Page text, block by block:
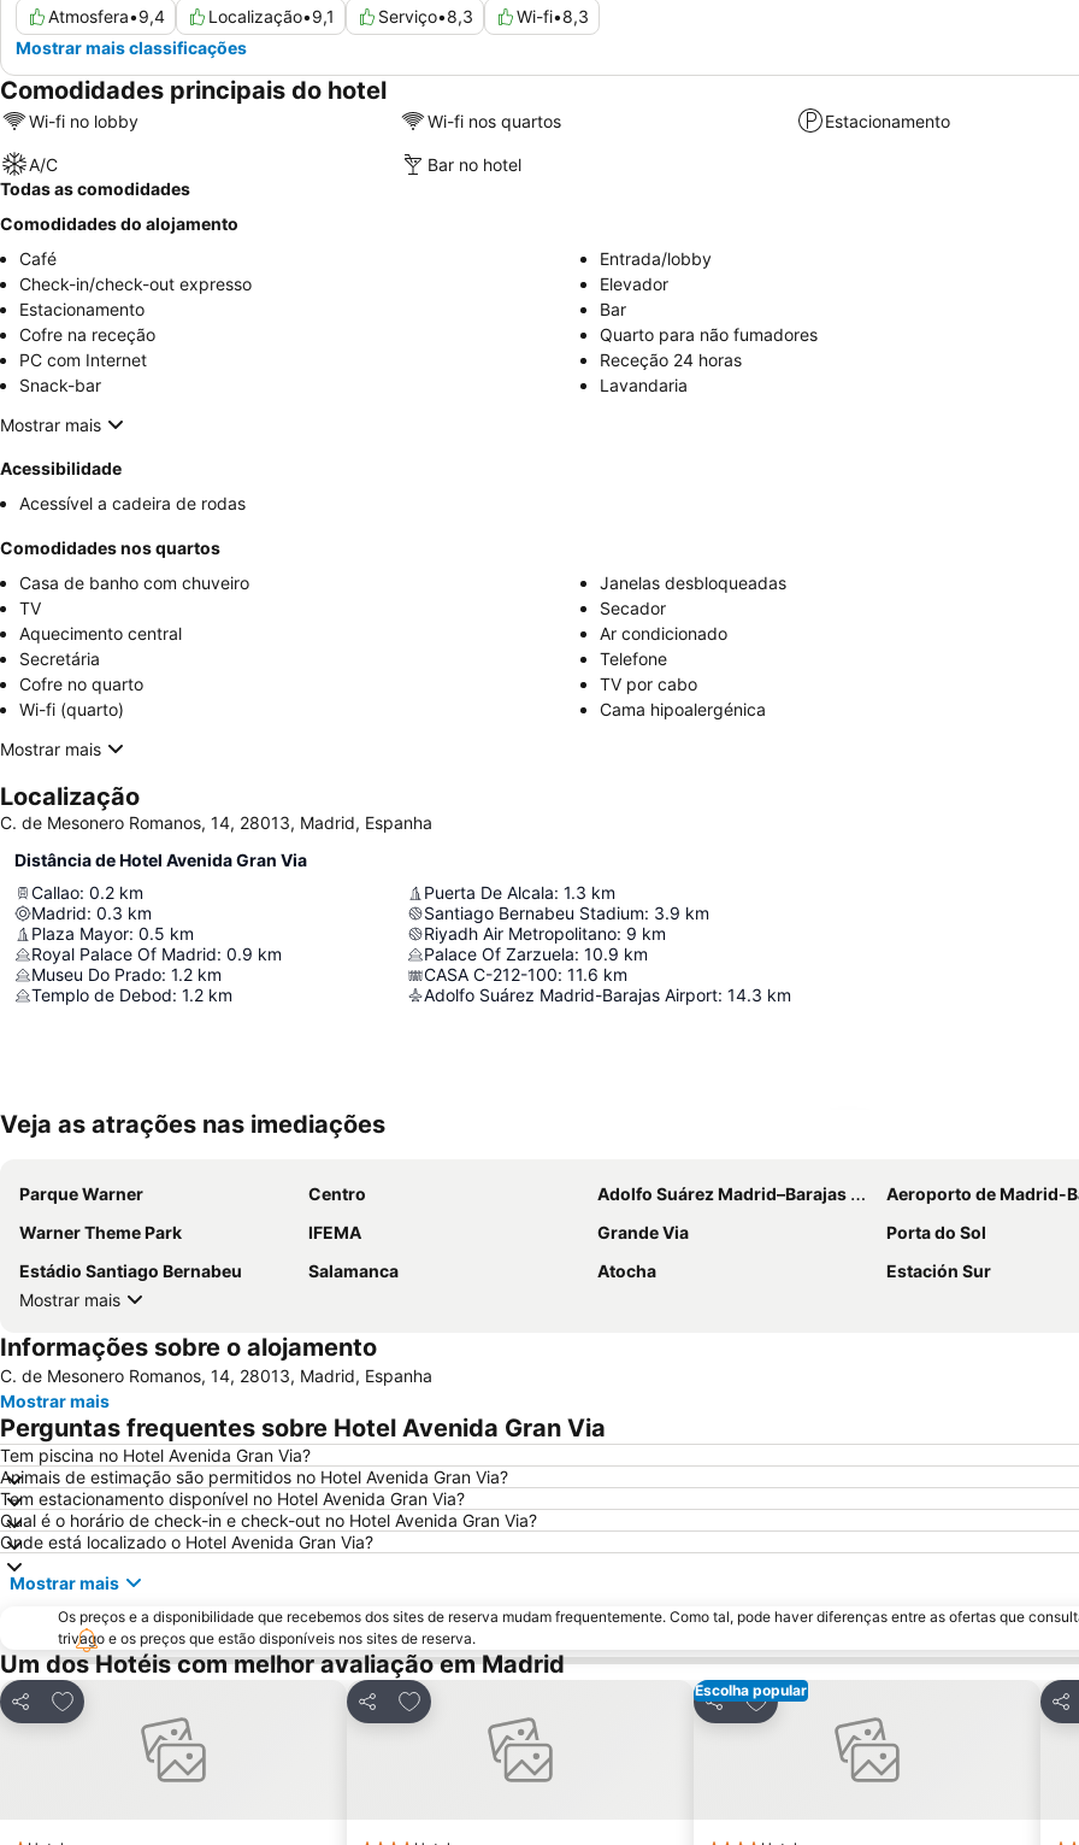
Atmosfera•9,4 Localização•9,1 Serviço•8,3 Wi-fi•8,3
Mostrar mais classificações
Comodidades principais do hotel
Wi-fi no lobby Wi-fi nos quartos Estacionamento
A/C
Bar no hotel
Todas as comodidades
Comodidades do alojamento
Café
Entrada/lobby
Check-in/check-out expresso
Elevador
Estacionamento
Bar
Cofre na receção
Quarto para não fumadores
PC com Internet
Receção 24 horas
Snack-bar
Lavandaria
Mostrar mais
Acessibilidade
Acessível a cadeira de rodas
Comodidades nos quartos
Casa de banho com chuveiro
Janelas desbloqueadas
TV
Secador
Aquecimento central
Ar condicionado
Secretária
Telefone
Cofre no quarto
TV por cabo
Wi-fi (quarto)
Cama hipoalergénica
Mostrar mais
Localização
C. de Mesonero Romanos, 14, 28013, Madrid, Espanha
Distância de Hotel Avenida Gran Via
Callao: 0.2 km
Madrid: 0.3 km
Plaza Mayor: 0.5 km
Royal Palace Of Madrid: 0.9 km
Museu Do Prado: 1.2 km
Templo de Debod: 1.2 km
Puerta De Alcala: 1.3 km
Santiago Bernabeu Stadium: 3.9 km
Riyadh Air Metropolitano: 9 km
Palace Of Zarzuela: 10.9 km
CASA C-212-100: 11.6 km
Adolfo Suárez Madrid-Barajas Airport: 14.3 km
Veja as atrações nas imediações
Parque Warner Centro Adolfo Suárez Madrid–Barajas Airport
Aeroporto de Madrid-
Warner Theme Park
IFEMA Grande Via
Porta do Sol
Estádio Santiago Bernabeu
Salamanca Atocha
Estación Sur
Mostrar mais
Informações sobre o alojamento
C. de Mesonero Romanos, 14, 28013, Madrid, Espanha
Mostrar mais
Perguntas frequentes sobre Hotel Avenida Gran Via
Tem piscina no Hotel Avenida Gran Via?
Animais de estimação são permitidos no Hotel Avenida Gran Via?
Tem estacionamento disponível no Hotel Avenida Gran Via?
Qual é o horário de check-in e check-out no Hotel Avenida Gran Via?
Onde está localizado o Hotel Avenida Gran Via?
Mostrar mais
Os preços e a disponibilidade que recebemos dos sites de reserva mudam frequentemente. Como tal, pode haver diferenças entre as ofertas que
trivago e os preços que estão disponíveis nos sites de reserva.
Um dos Hotéis com melhor avaliação em Madrid
Partilhar
Adicionar aos favoritos
Partilhar
Adicionar aos favoritos Escolha popular
Partilhar
Adicionar aos favoritos